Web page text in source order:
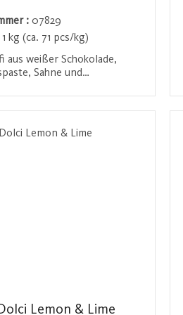
: 07829
1 kg (ca. 71 pcs/kg)
aus weißer Schokolade,
Sahne und
und verführt jeden mit
und cremigen
Diese luxuriöse Praline ist
Genuss für alle, die
und cremige
/ Registrieren
Lemon & Lime